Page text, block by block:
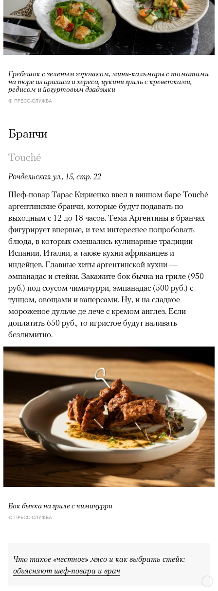
Гребешок с зеленым горошком, мини-кальмары с томатами
на пюре из арахиса и хереса, цукини гриль с креветками,
редисом и йогуртовым дзадзыки
© ПРЕСС-СЛУЖБА
Бранчи
Touché
Рочдельская ул., 15, стр. 22
Шеф-повар Тарас Кириенко ввел в винном баре Touché
аргентинские бранчи, которые будут подавать по
выходным с 12 до 18 часов. Тема Аргентины в бранчах
фигурирует впервые, и тем интереснее попробовать
блюда, в которых смешались кулинарные традиции
Испании, Италии, а также кухни африканцев и
индейцев. Главные хиты аргентинской кухни —
эмпанадас и стейки. Закажите бок бычка на гриле (950
руб.) под соусом чимичурри, эмпанадас (500 руб.) с
тунцом, овощами и каперсами. Ну, и на сладкое
мороженое дульче де лече с кремом англез. Если
доплатить 650 руб., то игристое будут наливать
безлимитно.
Бок бычка на гриле с чимичурри
© ПРЕСС-СЛУЖБА
Что такое «честное» мясо и как выбрать стейк:
объясняют шеф-повара и врач